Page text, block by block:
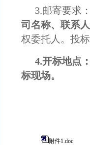
3.邮寄要求
司名称、联系
权委托人。投
4.开标地点
标现场。
附件1.doc